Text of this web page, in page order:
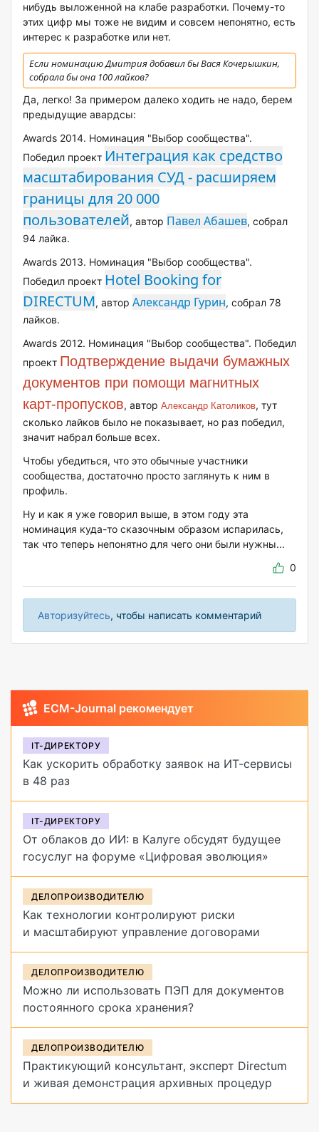
нибудь выложенной на клабе разработки. Почему-то
этих цифр мы тоже не видим и совсем непонятно, есть
интерес к разработке или нет.
Если номинацию Дмитрия добавил бы Вася Кочерышкин,
собрала бы она 100 лайков?
Да, легко! За примером далеко ходить не надо, берем
предыдущие авардсы:
Awards 2014. Номинация "Выбор сообщества".
Победил проект Интеграция как средство
масштабирования СУД - расширяем
границы для 20 000
пользователей, автор Павел Абашев, собрал
94 лайка.
Awards 2013. Номинация "Выбор сообщества".
Победил проект Hotel Booking for
DIRECTUM, автор Александр Гурин, собрал 78
лайков.
Awards 2012. Номинация "Выбор сообщества". Победил
проект Подтверждение выдачи бумажных
документов при помощи магнитных
карт-пропусков, автор Александр Католиков, тут
сколько лайков было не показывает, но раз победил,
значит набрал больше всех.
Чтобы убедиться, что это обычные участники
сообщества, достаточно просто заглянуть к ним в
профиль.
Ну и как я уже говорил выше, в этом году эта
номинация куда-то сказочным образом испарилась,
так что теперь непонятно для чего они были нужны...
0
Авторизуйтесь, чтобы написать комментарий
ECM-Journal рекомендует
IT-ДИРЕКТОРУ
Как ускорить обработку заявок на ИТ-сервисы
в 48 раз
IT-ДИРЕКТОРУ
От облаков до ИИ: в Калуге обсудят будущее
госуслуг на форуме «Цифровая эволюция»
ДЕЛОПРОИЗВОДИТЕЛЮ
Как технологии контролируют риски
и масштабируют управление договорами
ДЕЛОПРОИЗВОДИТЕЛЮ
Можно ли использовать ПЭП для документов
постоянного срока хранения?
ДЕЛОПРОИЗВОДИТЕЛЮ
Практикующий консультант, эксперт Directum
и живая демонстрация архивных процедур